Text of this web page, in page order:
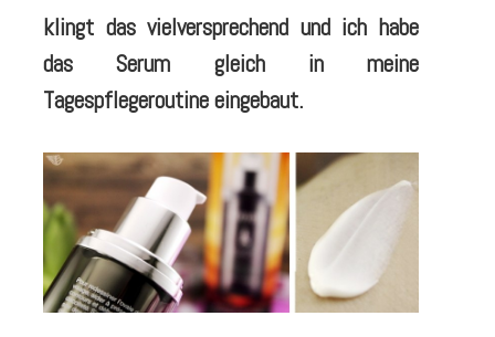
klingt das vielversprechend und ich habe
das Serum gleich in meine
Tagespflegeroutine eingebaut.